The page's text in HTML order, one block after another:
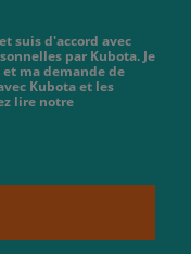
suis d'accord avec
par Kubota. Je
ma demande de
Kubota et les
lire notre